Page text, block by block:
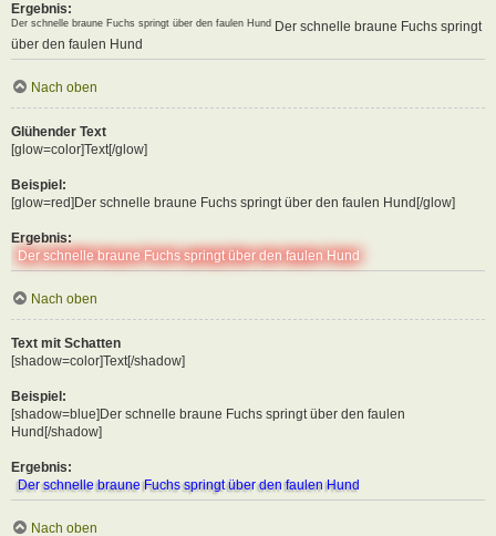
Ergebnis:
Der schnelle braune Fuchs springt über den faulen Hund Der schnelle braune Fuchs springt
über den faulen Hund
Nach oben
Glühender Text
[glow=color]Text[/glow]
Beispiel:
[glow=red]Der schnelle braune Fuchs springt über den faulen Hund[/glow]
Ergebnis:
Der schnelle braune Fuchs springt über den faulen Hund
Nach oben
Text mit Schatten
[shadow=color]Text[/shadow]
Beispiel:
[shadow=blue]Der schnelle braune Fuchs springt über den faulen
Hund[/shadow]
Ergebnis:
Der schnelle braune Fuchs springt über den faulen Hund
Nach oben